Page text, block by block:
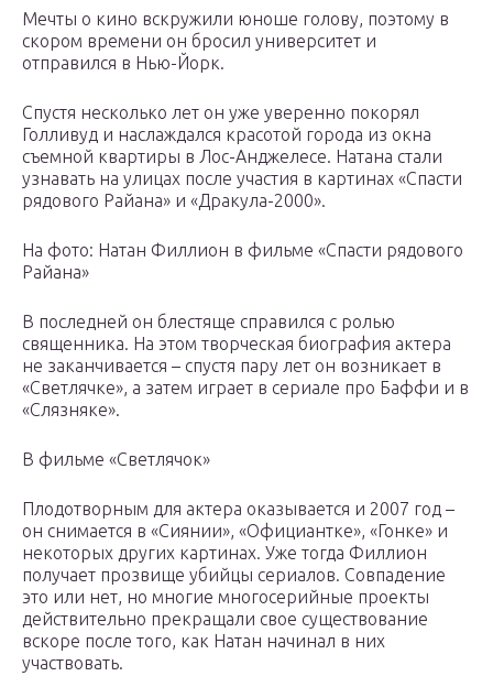
Мечты о кино вскружили юноше голову, поэтому в
скором времени он бросил университет и
отправился в Нью-Йорк.
Спустя несколько лет он уже уверенно покорял
Голливуд и наслаждался красотой города из окна
съемной квартиры в Лос-Анджелесе. Натана стали
узнавать на улицах после участия в картинах «Спасти
рядового Райана» и «Дракула-2000».
На фото: Натан Филлион в фильме «Спасти рядового
Райана»
В последней он блестяще справился с ролью
священника. На этом творческая биография актера
не заканчивается – спустя пару лет он возникает в
«Светлячке», а затем играет в сериале про Баффи и в
«Слязняке».
В фильме «Светлячок»
Плодотворным для актера оказывается и 2007 год –
он снимается в «Сиянии», «Официантке», «Гонке» и
некоторых других картинах. Уже тогда Филлион
получает прозвище убийцы сериалов. Совпадение
это или нет, но многие многосерийные проекты
действительно прекращали свое существование
вскоре после того, как Натан начинал в них
участвовать.